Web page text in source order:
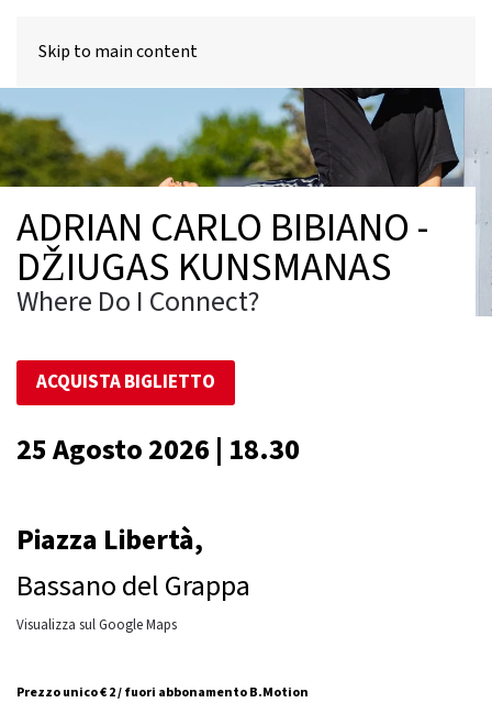
Skip to main content
ADRIAN CARLO BIBIANO -
DŽIUGAS KUNSMANAS
Where Do I Connect?
ACQUISTA BIGLIETTO
25 Agosto 2026 | 18.30
Piazza Libertà,
Bassano del Grappa
Visualizza sul Google Maps
Prezzo unico € 2 / fuori abbonamento B.Motion